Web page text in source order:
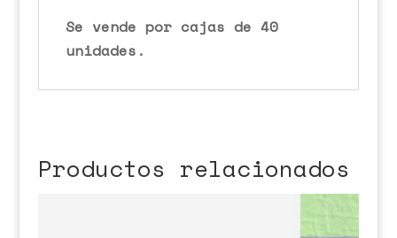
Se vende por cajas de 40
unidades.
Productos relacionados